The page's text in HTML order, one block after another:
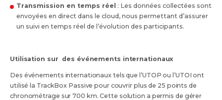
Transmission en temps réel : Les données collectées sont
envoyées en direct dans le cloud, nous permettant d’assurer
un suivi en temps réel de l’évolution des participants.
Utilisation sur des événements internationaux
Des événements internationaux tels que l’UTOP ou l’UTOI ont
utilisé la TrackBox Passive pour couvrir plus de 25 points de
chronométrage sur 700 km. Cette solution a permis de gérer